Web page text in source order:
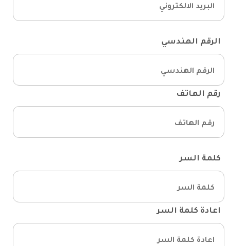
الرقم الهندسي
رقم الهاتف
كلمة السر
اعادة كلمة السر